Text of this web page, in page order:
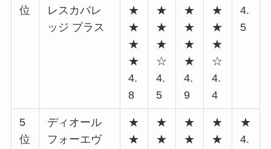
位
レスカバレ
ッジ プラス
★
★
★
★
4.
8
★
★
★
☆
4.
5
★
★
★
★
4.
9
★
★
★
☆
4.
4
4.
5
5
位
ディオール
フォーエヴ
★
★
★
★
★
★
★
★
★
4.